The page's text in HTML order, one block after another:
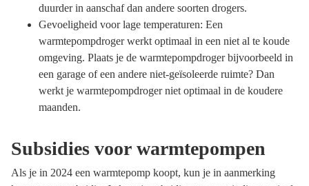
duurder in aanschaf dan andere soorten drogers.
Gevoeligheid voor lage temperaturen: Een
warmtepompdroger werkt optimaal in een niet al te koude
omgeving. Plaats je de warmtepompdroger bijvoorbeeld in
een garage of een andere niet-geïsoleerde ruimte? Dan
werkt je warmtepompdroger niet optimaal in de koudere
maanden.
Subsidies voor warmtepompen
Als je in 2024 een warmtepomp koopt, kun je in aanmerking